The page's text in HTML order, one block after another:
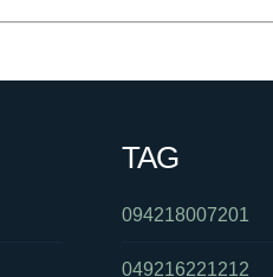
TAG
094218007201
049216221212